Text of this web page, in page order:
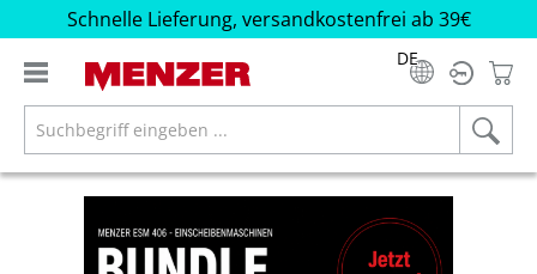
springen
Schnelle Lieferung, versandkostenfrei ab 39€
DE